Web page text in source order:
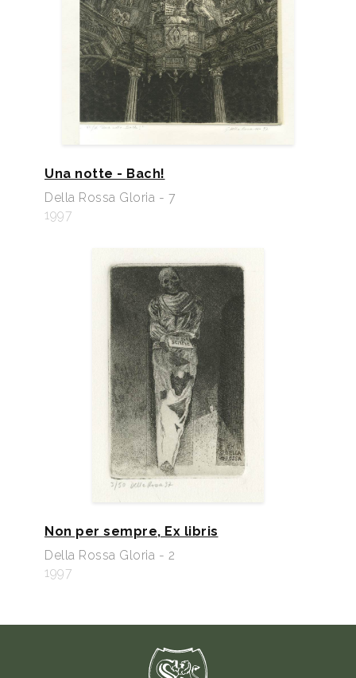
Una notte - Bach!
Della Rossa Gloria - 7
1997
Non per sempre, Ex libris
Della Rossa Gloria - 2
1997